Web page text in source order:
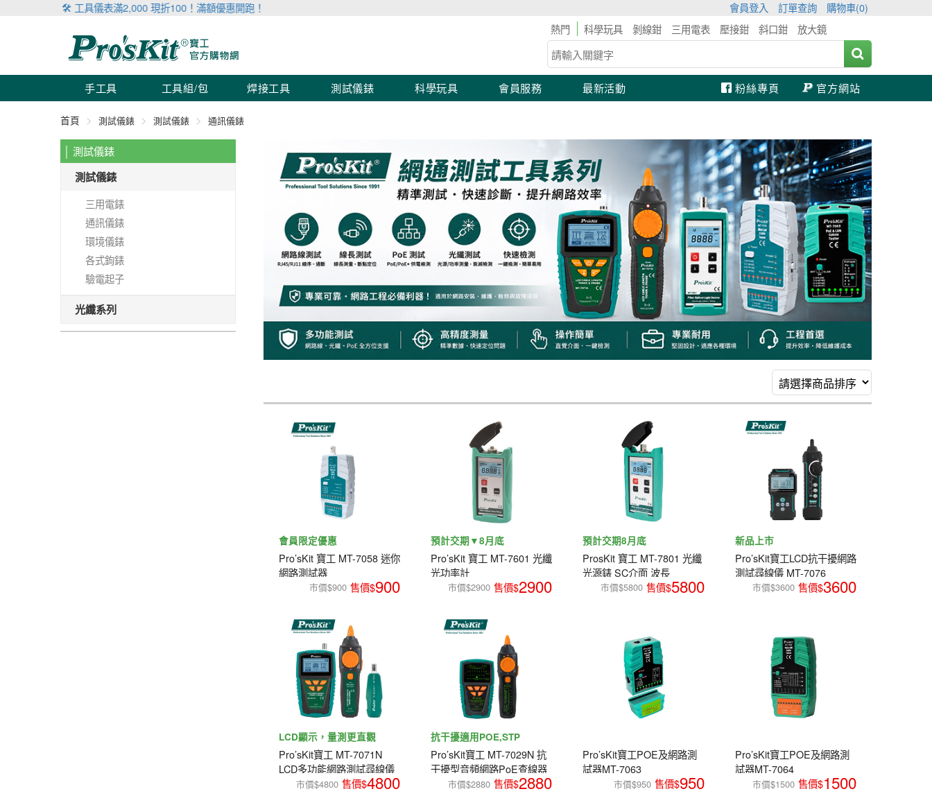
999折100 🛠 工具儀表滿2,000 現折100！滿額優惠開跑！ 會員登入 訂單查詢 購物車(0)
科學玩具
剝線鉗 三用電表 壓接鉗 斜口鉗 放大鏡
手工具 工具組/包 焊接工具 測試儀錶 科學玩具 會員服務 最新活動 官方網站
粉絲專頁
首頁 測試儀錶 測試儀錶 通訊儀錶
會員限定優惠
Pro’sKit 寶工 MT-7058 迷你
網路測試器
市價$900 900
預計交期▼8月底
Pro’sKit 寶工 MT-7601 光纖
光功率計
市價$2900 2900
預計交期8月底
ProsKit 寶工 MT-7801 光纖
光源錶 SC介面 波長
1310/1550nm
市價$5800 5800
新品上市
Pro’sKit寶工LCD抗干擾網路
測試尋線儀 MT-7076
市價$3600 3600
LCD顯示，量測更直觀
Pro’sKit寶工 MT-7071N
LCD多功能網路測試尋線儀
市價$4800 4800
抗干擾適用POE,STP
Pro’sKit寶工 MT-7029N 抗
干擾型音頻網路PoE查線器
市價$2880 2880
Pro’sKit寶工POE及網路測
試器MT-7063
市價$950 950
Pro’sKit寶工POE及網路測
試器MT-7064
市價$1500 1500
│ 測試儀錶
測試儀錶
三用電錶
通訊儀錶
環境儀錶
各式鉤錶
驗電起子
光纖系列